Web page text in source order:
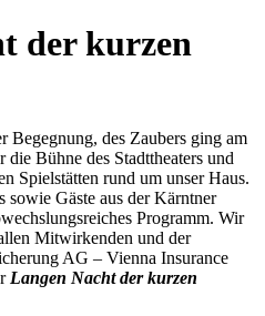
der kurzen
Begegnung, des Zaubers ging am
Bühne des Stadttheaters und
Spielstätten rund um unser Haus.
sowie Gäste aus der Kärntner
Programm. Wir
Mitwirkenden und der
AG – Vienna Insurance
Langen Nacht der kurzen